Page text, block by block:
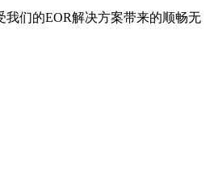
们的EOR解决方案带来的顺畅无